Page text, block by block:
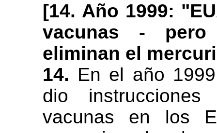
[14. Año 1999:
vacunas - pero
eliminan el
14. En el año
dio
vacunas en los